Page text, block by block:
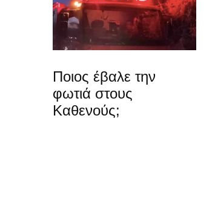
Ποιος έβαλε την
φωτιά στους
Καθενούς;